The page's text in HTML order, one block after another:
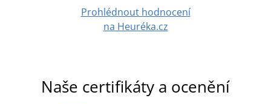
Prohlédnout hodnocení
na Heuréka.cz
Naše certifikáty a ocenění